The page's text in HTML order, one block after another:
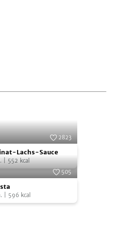
2823
Lachs-Sauce
|552kcal
505
596kcal